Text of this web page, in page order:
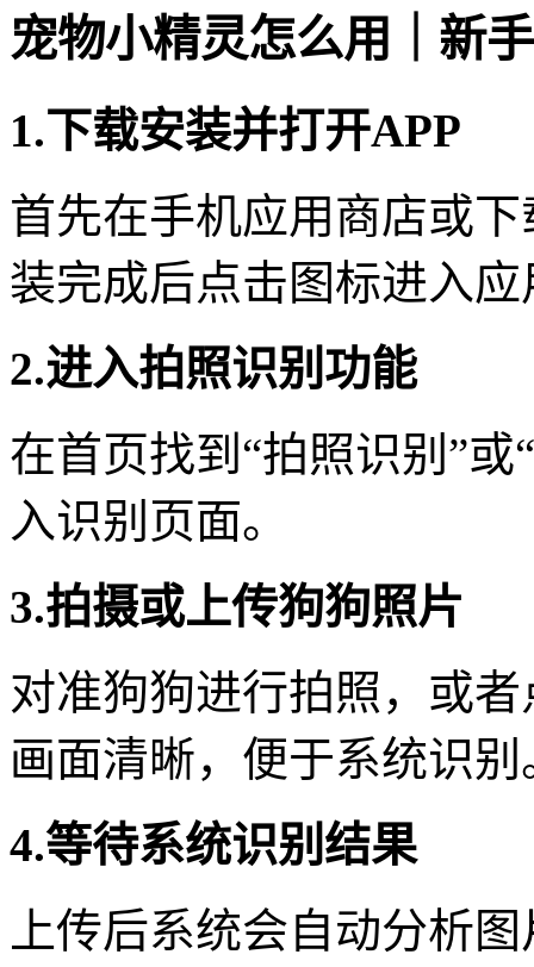
宠物小精灵怎么用｜新
1.下载安装并打开APP
首先在手机应用商店或
装完成后点击图标进入
2.进入拍照识别功能
在首页找到“拍照识别”
入识别页面。
3.拍摄或上传狗狗照片
对准狗狗进行拍照，或
画面清晰，便于系统识别
4.等待系统识别结果
上传后系统会自动分析